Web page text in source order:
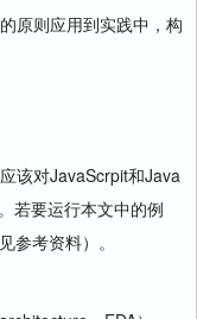
原则应用到实践中，构
该对JavaScrpit和Java
若要运行本文中的例
参考资料）。